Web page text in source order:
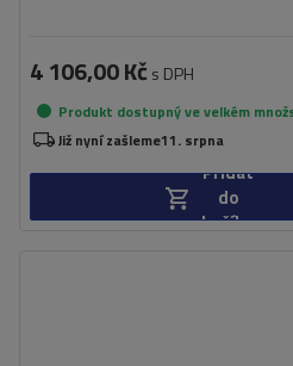
4 106,00 Kč s DPH
Produkt dostupný ve velkém
Již nyní zašleme11. srpna
Přidat
do
košíku